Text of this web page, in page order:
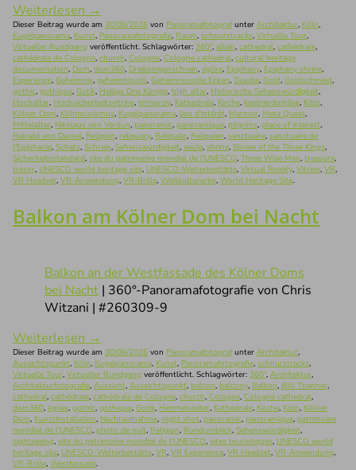
Weiterlesen →
Dieser Beitrag wurde am 30/06/2026 von Panoramafotografunter Architektur, Köln,
Kugelpanorama, Kunst, Panoramafotografie, Raum, schnurstracks, Virtuelle Tour,
Virtueller Rundgang veröffentlicht. Schlagwörter: 360°, allein, cathedral, cathédrale,
cathédrale de Cologne, church, Cologne, Cologne cathedral, cultural heritage
documentation, Dom, dom360, Dreikönigenschrein, église, Epiphany, Epiphany shrine,
Experience, Geheimnis, geheimnisvoll, Geheimnisvolle Ecken, Glaube, Gold, Goldschmied,
gothic, gothique, Gotik, Heilige Drei Könige, high altar, Historische Sehenswürdigkeit,
Hochaltar, Hochsicherheitsvitrine, immersiv, Kathedrale, Kirche, koelnerdomlive, Köln,
Kölner Dom, Kölntourismus, Kugelpanorama, lieu d'intérêt, Marmor, Meta Quest,
Mittelalter, Nikolaus von Verdun, panoramic, panoramique, pilgrims, place of interest,
Rainald von Dassel, Religion, reliquary, Reliquiar, Reliquien, sanctuaire, sanctuaire de
l'Epiphanie, Schatz, Schrein, Sehenswürdigkeit, seule, shrine, Shrine of the Three Kings,
Sicherheitsstandard, site du patrimoine mondial de l'UNESCO, Three Wise Men, treasure,
trésor, UNESCO world heritage site, UNESCO-Welterbestätte, Virtual Reality, Vitrine, VR,
VR Headset, VR-Anwendung, VR-Brille, Weltkulturerbe, World Heritage Site.
Balkon am Kölner Dom bei Nacht
Balkon an der Westfassade des Kölner Doms
bei Nacht | 360°-Panoramafotografie von Chris
Witzani | #260309-9
Weiterlesen →
Dieser Beitrag wurde am 30/06/2026 von Panoramafotografunter Architektur,
Aussichtspunkt, Köln, Kugelpanorama, Kunst, Panoramafotografie, schnurstracks,
Virtuelle Tour, Virtueller Rundgang veröffentlicht. Schlagwörter: 360°, Architektur,
Architekturfotografie, Aussicht, Aussichtspunkt, balcon, balcony, Balkon, Billi Thanner,
cathedral, cathédrale, cathédrale de Cologne, church, Cologne, Cologne cathedral,
dom360, église, gothic, gothique, Gotik, Himmelsleiter, Kathedrale, Kirche, Köln, Kölner
Dom, Kunstinstallation, Nachtaufnahme, night shot, panoramic, panoramique, patrimoine
mondial de l'UNESCO, photo de nuit, Religion, Rundumblick, Sehenswürdigkeit,
sightseeing, site du patrimoine mondial de l'UNESCO, sites touristiques, UNESCO world
heritage site, UNESCO-Welterbestätte, VR, VR Experience, VR Headset, VR-Anwendung,
VR-Brille, Westfassade.